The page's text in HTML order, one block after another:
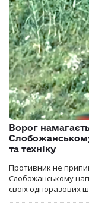
Ворог
та техніку
Противник не
Слобожанському
своїх одноразових